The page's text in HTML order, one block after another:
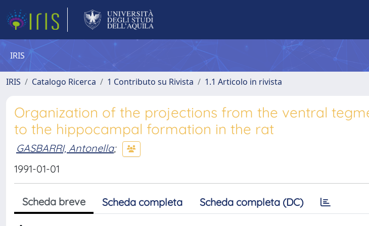
IRIS
IRIS Catalogo Ricerca 1 Contributo su Rivista 1.1 Articolo in rivista
Organization of the projections from the ventral
to the hippocampal formation in the rat
GASBARRI, Antonella;
1991-01-01
Scheda breve Scheda completa Scheda completa (DC)